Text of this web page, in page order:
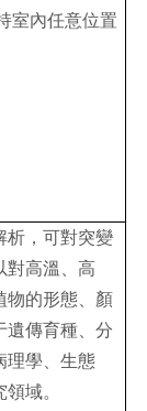
室內任意位置
析，可對突變
對高溫、高
物的形態、顏
遺傳育種、分
理學、生態
域。